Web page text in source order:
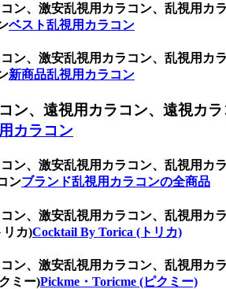
ン、激安乱視用カラコン、乱視用カ
ベスト乱視用カラコン
ン、激安乱視用カラコン、乱視用カ
新商品乱視用カラコン
ン、遠視用カラコン、遠視カ
カラコン
ン、激安乱視用カラコン、乱視用カ
ンブランド乱視用カラコンの全商品
ン、激安乱視用カラコン、乱視用カ
リカ)Cocktail By Torica (トリカ)
ン、激安乱視用カラコン、乱視用カ
ミー)Pickme・Toricme (ピクミー)